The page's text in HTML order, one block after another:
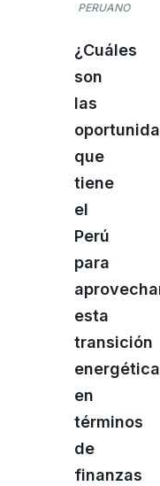
PERUANO
¿Cuáles
son
las
que
tiene
el
Perú
para
esta
transición
energética
en
términos
de
finanzas